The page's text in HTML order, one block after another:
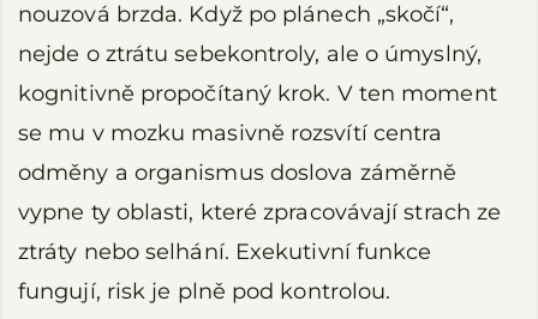
nouzová brzda. Když po plánech „skočí“,
nejde o ztrátu sebekontroly, ale o úmyslný,
kognitivně propočítaný krok. V ten moment
se mu v mozku masivně rozsvítí centra
odměny a organismus doslova záměrně
vypne ty oblasti, které zpracovávají strach ze
ztráty nebo selhání. Exekutivní funkce
fungují, risk je plně pod kontrolou.